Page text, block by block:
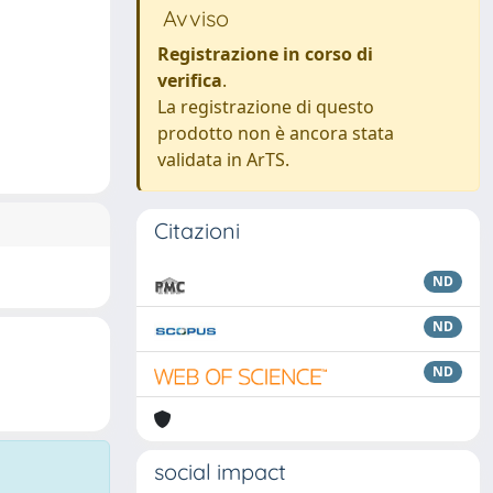
Avviso
Registrazione in corso di
verifica.
La registrazione di questo
prodotto non è ancora stata
validata in ArTS.
Citazioni
ND
ND
ND
social impact